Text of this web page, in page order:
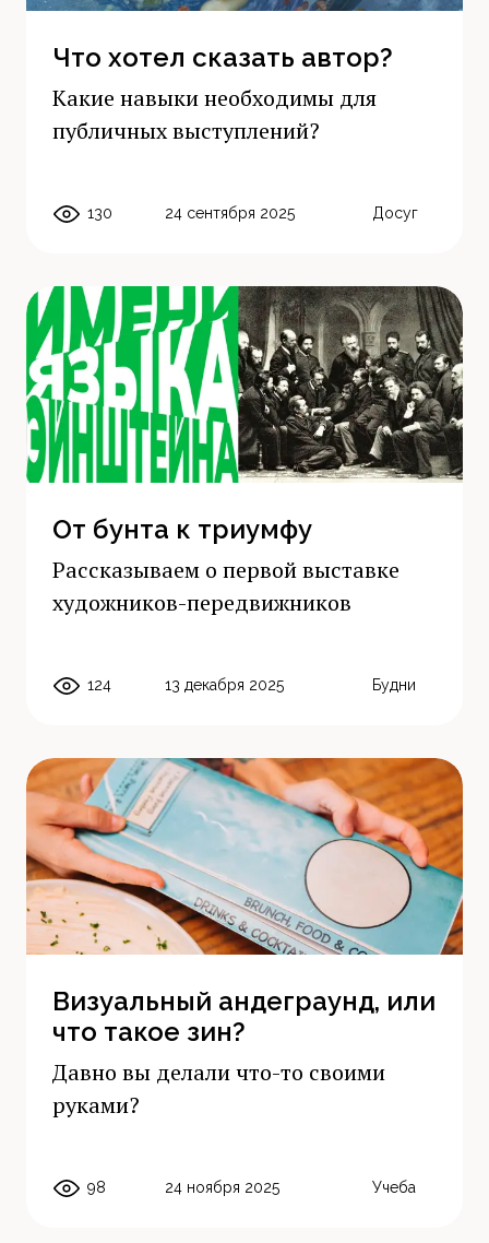
Что хотел сказать автор?
Какие навыки необходимы для
публичных выступлений?
130 24 сентября 2025 Досуг
От бунта к триумфу
Рассказываем о первой выставке
художников-передвижников
124 13 декабря 2025 Будни
Визуальный андеграунд, или
что такое зин?
Давно вы делали что-то своими
руками?
98 24 ноября 2025 Учеба